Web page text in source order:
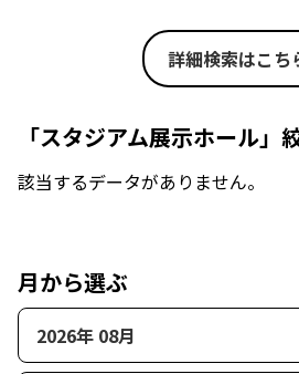
詳細検索はこち
「スタジアム展示ホール」
該当するデータがありません。
月から選ぶ
2026年 08月